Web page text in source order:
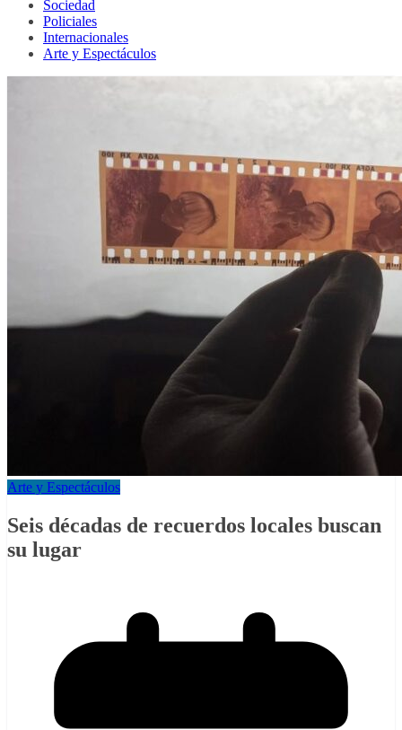
Sociedad
Policiales
Internacionales
Arte y Espectáculos
Arte y Espectáculos
Seis décadas de recuerdos locales buscan
su lugar